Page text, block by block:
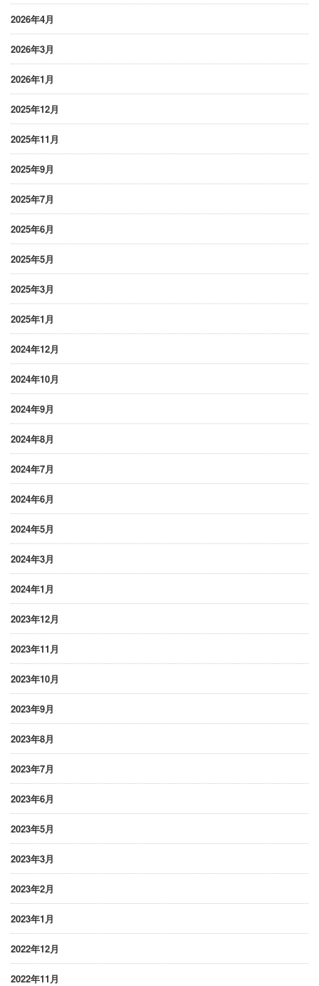
2026年4月
2026年3月
2026年1月
2025年12月
2025年11月
2025年9月
2025年7月
2025年6月
2025年5月
2025年3月
2025年1月
2024年12月
2024年10月
2024年9月
2024年8月
2024年7月
2024年6月
2024年5月
2024年3月
2024年1月
2023年12月
2023年11月
2023年10月
2023年9月
2023年8月
2023年7月
2023年6月
2023年5月
2023年3月
2023年2月
2023年1月
2022年12月
2022年11月